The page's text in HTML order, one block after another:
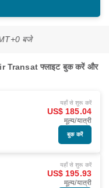
बजे
Transat फ्लाइट बुक करें और
यहाँ से शुरू करें
US$ 185.04
मूल्य/यात्री
बुक करें
यहाँ से शुरू करें
US$ 195.93
मूल्य/यात्री